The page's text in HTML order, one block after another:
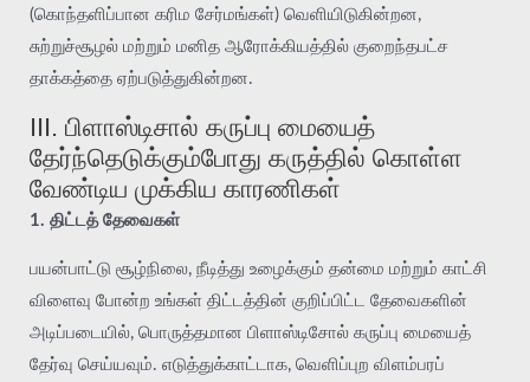
(கொந்தளிப்பான கரிம சேர்மங்கள்) வெளியிடுகின்றன,
சுற்றுச்சூழல் மற்றும் மனித ஆரோக்கியத்தில் குறைந்தபட்ச
தாக்கத்தை ஏற்படுத்துகின்றன.
III. பிளாஸ்டிசால் கருப்பு மையைத்
தேர்ந்தெடுக்கும்போது கருத்தில் கொள்ள
வேண்டிய முக்கிய காரணிகள்
1. திட்டத் தேவைகள்
பயன்பாட்டு சூழ்நிலை, நீடித்து உழைக்கும் தன்மை மற்றும் காட்சி
விளைவு போன்ற உங்கள் திட்டத்தின் குறிப்பிட்ட தேவைகளின்
அடிப்படையில், பொருத்தமான பிளாஸ்டிசோல் கருப்பு மையைத்
தேர்வு செய்யவும். எடுத்துக்காட்டாக, வெளிப்புற விளம்பரப்